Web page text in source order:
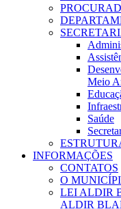
Meio
Saúde
INFORMAÇÕES
CONTATOS
O
LEI ALDIR
ALDIR